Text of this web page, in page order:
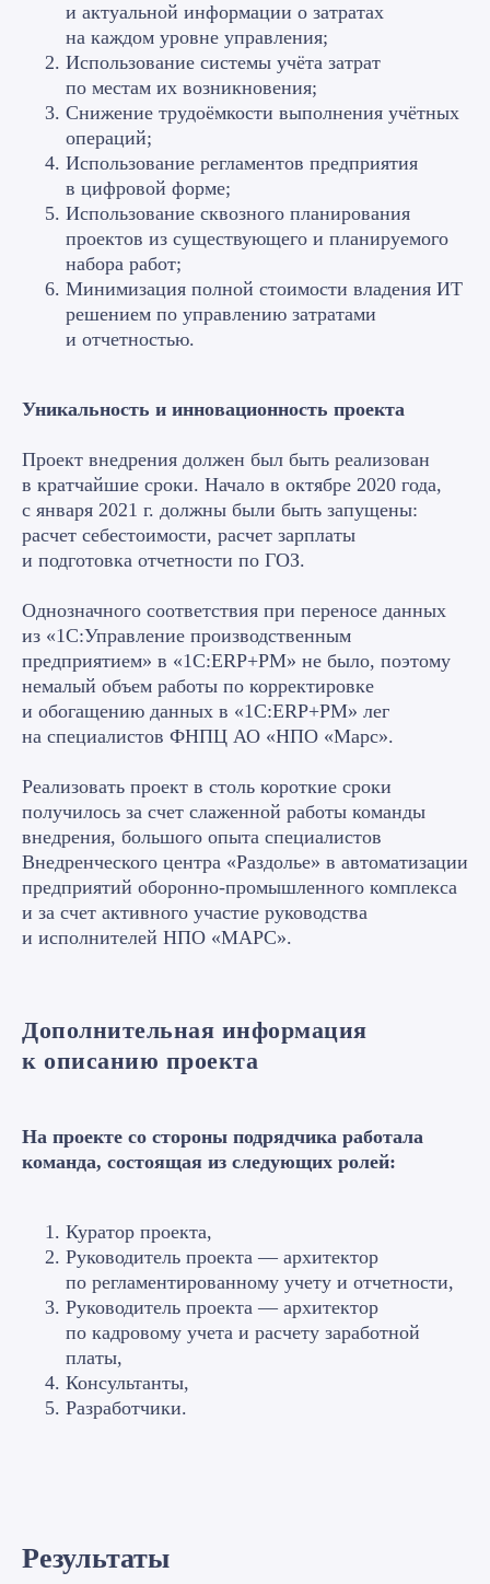
и актуальной информации о затратах
на каждом уровне управления;
Использование системы учёта затрат
по местам их возникновения;
Снижение трудоёмкости выполнения учётных
операций;
Использование регламентов предприятия
в цифровой форме;
Использование сквозного планирования
проектов из существующего и планируемого
набора работ;
Минимизация полной стоимости владения ИТ
решением по управлению затратами
и отчетностью.
Уникальность и инновационность проекта
Проект внедрения должен был быть реализован
в кратчайшие сроки. Начало в октябре 2020 года,
с января 2021 г. должны были быть запущены:
расчет себестоимости, расчет зарплаты
и подготовка отчетности по ГОЗ.
Однозначного соответствия при переносе данных
из «1С:Управление производственным
предприятием» в «1С:ERP+PM» не было, поэтому
немалый объем работы по корректировке
и обогащению данных в «1С:ERP+PM» лег
на специалистов ФНПЦ АО «НПО «Марс».
Реализовать проект в столь короткие сроки
получилось за счет слаженной работы команды
внедрения, большого опыта специалистов
Внедренческого центра «Раздолье» в автоматизации
предприятий оборонно-промышленного комплекса
и за счет активного участие руководства
и исполнителей НПО «МАРС».
Дополнительная информация
к описанию проекта
На проекте со стороны подрядчика работала
команда, состоящая из следующих ролей:
Куратор проекта,
Руководитель проекта — архитектор
по регламентированному учету и отчетности,
Руководитель проекта — архитектор
по кадровому учета и расчету заработной
платы,
Консультанты,
Разработчики.
Результаты
Управление закупками
Бухгалтерский и налоговый учет
Подготовка отчетности по ГОЗ
Управление кадрами и расчет
заработной платы